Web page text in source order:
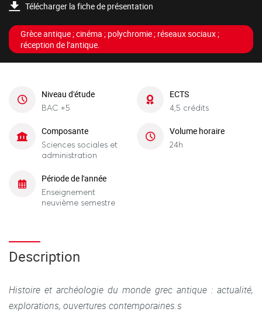
Télécharger la fiche de présentation
Grèce antique ; cinéma ; polychromie ; réseaux sociaux ;
réception de l’antique.
Niveau d'étude
BAC +5
ECTS
4,5 crédits
Composante
Sciences sociales et
administration
Volume horaire
24h
Période de l'année
Enseignement
neuvième semestre
Description
Histoire et archéologie du monde grec antique : actualité,
explorations, ouvertures contemporaines.s